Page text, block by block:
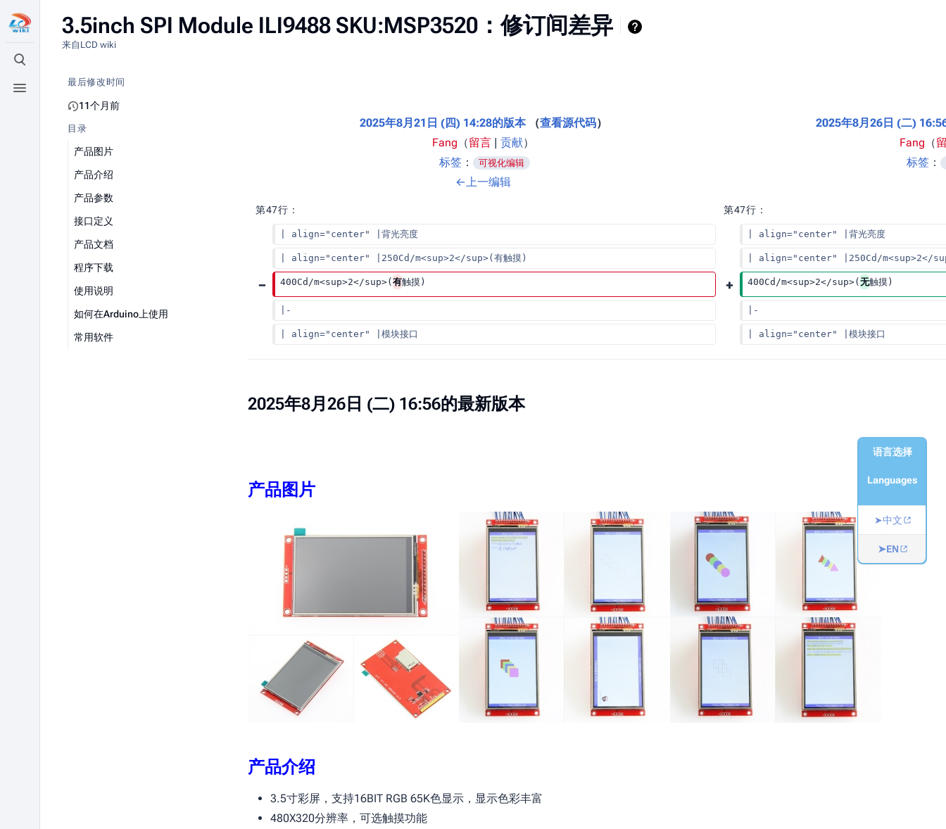
打开/关闭搜索
打开/关闭菜单
3.5inch SPI Module ILI9488 SKU:MSP3520：修订间差异
来自LCD wiki
2025年8月21日 (四) 14:28的版本
查看源代码
Fang （留言 | 贡献）
标签 ： 可视化编辑
←上一编辑
2025年8月26日 (二)
Fang （
标签 ：
第47行： 第47行：
| align="center" |背光亮度 | align="center" |背光亮度
| align="center" |250Cd/m<sup>2</sup>(有触摸) | align="center" |250Cd/m<sup>2</
400Cd/m<sup>2</sup>( 有触摸) 400Cd/m<sup>2</sup>( 无触摸)
|- |-
| align="center" |模块接口 | align="center" |模块接口
2025年8月26日 (二) 16:56的最新版本
语言选择
Languages
➤中文
➤EN
产品图片
产品介绍
3.5寸彩屏，支持16BIT RGB 65K色显示，显示色彩丰富
480X320分辨率，可选触摸功能
最后修改时间
11个月前
目录
产品图片
产品介绍
产品参数
接口定义
产品文档
程序下载
使用说明
如何在Arduino上使用
常用软件